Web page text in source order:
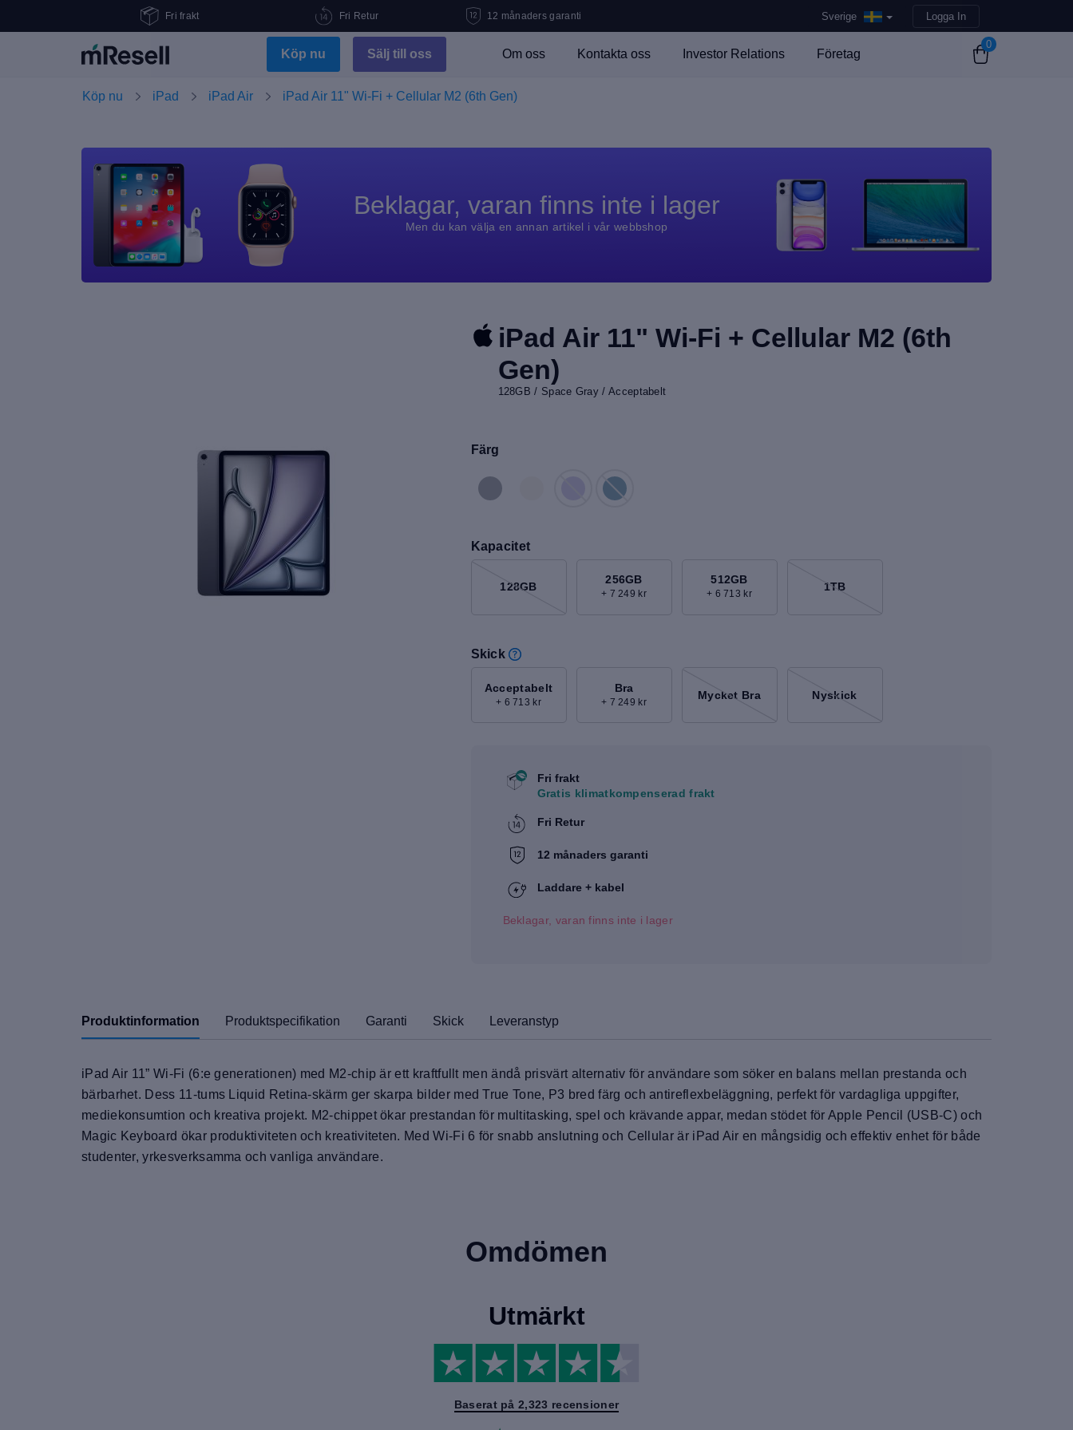
Fri frakt Fri Retur 12 månaders garanti Sverige Logga In
Köp nu Sälj till oss Om oss Kontakta oss Investor Relations Företag
0
Köp nu iPad iPad Air iPad Air 11" Wi-Fi + Cellular M2 (6th Gen)
Beklagar, varan finns inte i lager
Men du kan välja en annan artikel i vår webbshop
iPad Air 11" Wi-Fi + Cellular M2 (6th
Gen)
128GB / Space Gray / Acceptabelt
Färg
Kapacitet
128GB
256GB
+ 7 249 kr
512GB
+ 6 713 kr
1TB
Skick
Acceptabelt
+ 6 713 kr
Bra
+ 7 249 kr
Mycket Bra Nyskick
Fri frakt
Gratis klimatkompenserad frakt
Fri Retur
12 månaders garanti
Laddare + kabel
Beklagar, varan finns inte i lager
Produktinformation Produktspecifikation Garanti Skick Leveranstyp
iPad Air 11” Wi-Fi (6:e generationen) med M2-chip är ett kraftfullt men ändå prisvärt alternativ för användare som söker en balans mellan prestanda och
bärbarhet. Dess 11-tums Liquid Retina-skärm ger skarpa bilder med True Tone, P3 bred färg och antireflexbeläggning, perfekt för vardagliga uppgifter,
mediekonsumtion och kreativa projekt. M2-chippet ökar prestandan för multitasking, spel och krävande appar, medan stödet för Apple Pencil (USB‑C) och
Magic Keyboard ökar produktiviteten och kreativiteten. Med Wi-Fi 6 för snabb anslutning och Cellular är iPad Air en mångsidig och effektiv enhet för både
studenter, yrkesverksamma och vanliga användare.
Omdömen
Utmärkt
Baserat på 2,323 recensioner